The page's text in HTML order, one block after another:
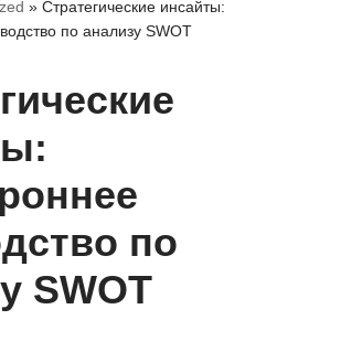
» Стратегические инсайты:
по анализу SWOT
по
SWOT